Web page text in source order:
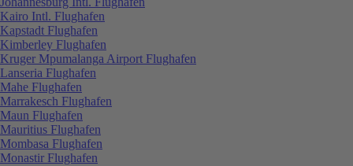
Kairo Intl. Flughafen
Kapstadt Flughafen
Kimberley Flughafen
Kruger Mpumalanga Airport Flughafen
Lanseria Flughafen
Mahe Flughafen
Marrakesch Flughafen
Maun Flughafen
Mauritius Flughafen
Mombasa Flughafen
Monastir Flughafen